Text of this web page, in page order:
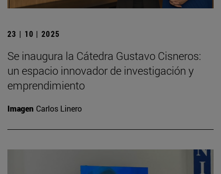
23 | 10 | 2025
Se inaugura la Cátedra Gustavo Cisneros:
un espacio innovador de investigación y
emprendimiento
Imagen Carlos Linero